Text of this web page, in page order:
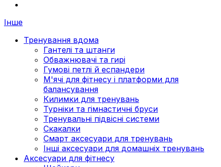
Інше
Тренування вдома
Гантелі та штанги
Обважнювачі та гирі
Гумові петлі й еспандери
М'ячі для фітнесу і платформи для
балансування
Килимки для тренувань
Турніки та гімнастичні бруси
Тренувальні підвісні системи
Скакалки
Смарт аксесуари для тренувань
Інші аксесуари для домашніх тренувань
Аксесуари для фітнесу